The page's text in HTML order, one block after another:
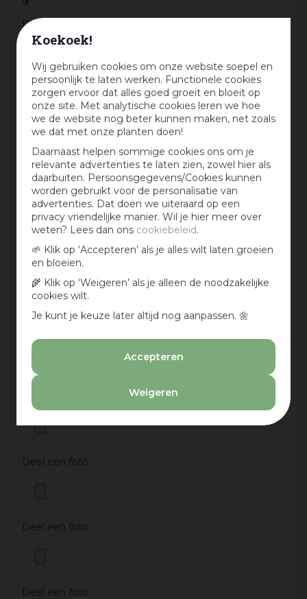
Koekoek!
Wij gebruiken cookies om onze website soepel en
persoonlijk te laten werken. Functionele cookies
zorgen ervoor dat alles goed groeit en bloeit op
onze site. Met analytische cookies leren we hoe
we de website nog beter kunnen maken, net zoals
we dat met onze planten doen!
Daarnaast helpen sommige cookies ons om je
relevante advertenties te laten zien, zowel hier als
daarbuiten. Persoonsgegevens/Cookies kunnen
worden gebruikt voor de personalisatie van
advertenties. Dat doen we uiteraard op een
privacy vriendelijke manier. Wil je hier meer over
weten? Lees dan ons cookiebeleid.
🌱 Klik op ‘Accepteren’ als je alles wilt laten groeien
en bloeien.
🌾 Klik op ‘Weigeren’ als je alleen de noodzakelijke
cookies wilt.
Je kunt je keuze later altijd nog aanpassen. 🌼
Accepteren
Weigeren
Deel jouw ervaringen met dit product en maak
maandelijks kans op een cadeaubon t.w.v. € 25,-
Beoordeling:*
Mijn ervaring in één zin:*
Jouw mening over dit product:
Deel een foto:
Deel een foto:
Deel een foto: